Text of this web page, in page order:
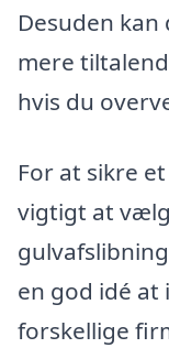
Desuden
mere
hvis du
For at sikre
vigtigt at
en god idé
forskellige